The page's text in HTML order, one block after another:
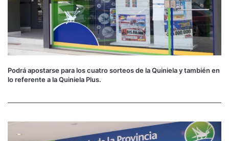
Podrá apostarse para los cuatro sorteos de la Quiniela y también en
lo referente a la Quiniela Plus.